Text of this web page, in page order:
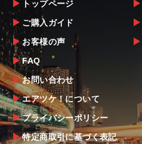
トップページ
ご購入ガイド
お客様の声
FAQ
お問い合わせ
エアツケ！について
プライバシーポリシー
特定商取引に基づく表記